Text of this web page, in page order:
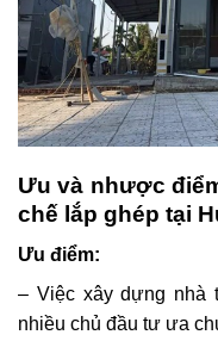
Ưu và nhược
chế lắp ghép tại
Ưu điểm:
– Việc xây dựng nhà
nhiều chủ đầu tư ưa